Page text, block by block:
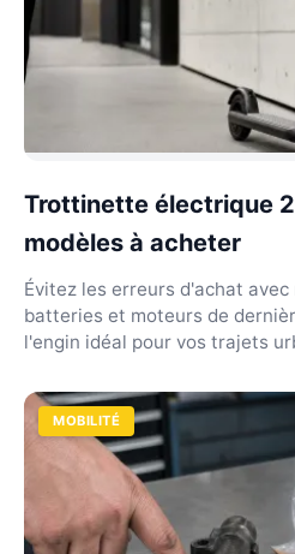
Trottinette électrique
modèles à acheter
Évitez les erreurs d'achat
batteries et moteurs de
l'engin idéal pour vos trajets
MOBILITÉ